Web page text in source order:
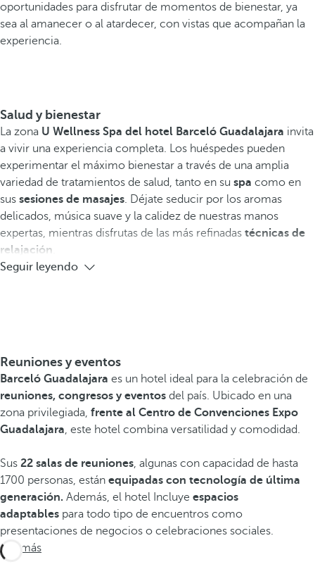
oportunidades para disfrutar de momentos de bienestar, ya
sea al amanecer o al atardecer, con vistas que acompañan la
experiencia.
Salud y bienestar
La zona U Wellness Spa del hotel Barceló Guadalajara invita
a vivir una experiencia completa. Los huéspedes pueden
experimentar el máximo bienestar a través de una amplia
variedad de tratamientos de salud, tanto en su spa como en
sus sesiones de masajes. Déjate seducir por los aromas
delicados, música suave y la calidez de nuestras manos
expertas, mientras disfrutas de las más refinadas técnicas de
relajación
Seguir leyendo
Reuniones y eventos
Barceló Guadalajara es un hotel ideal para la celebración de
reuniones, congresos y eventos del país. Ubicado en una
zona privilegiada, frente al Centro de Convenciones Expo
Guadalajara, este hotel combina versatilidad y comodidad.
Sus 22 salas de reuniones, algunas con capacidad de hasta
1700 personas, están equipadas con tecnología de última
generación. Además, el hotel Incluye espacios
adaptables para todo tipo de encuentros como
presentaciones de negocios o celebraciones sociales.
Ver más